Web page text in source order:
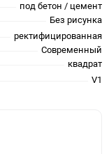
под бетон / цемент
Без рисунка
ректифицированная
Современный
квадрат
V1